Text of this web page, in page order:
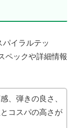
イラルテッ
ペックや詳細情報
、弾きの良さ、
コスパの高さが